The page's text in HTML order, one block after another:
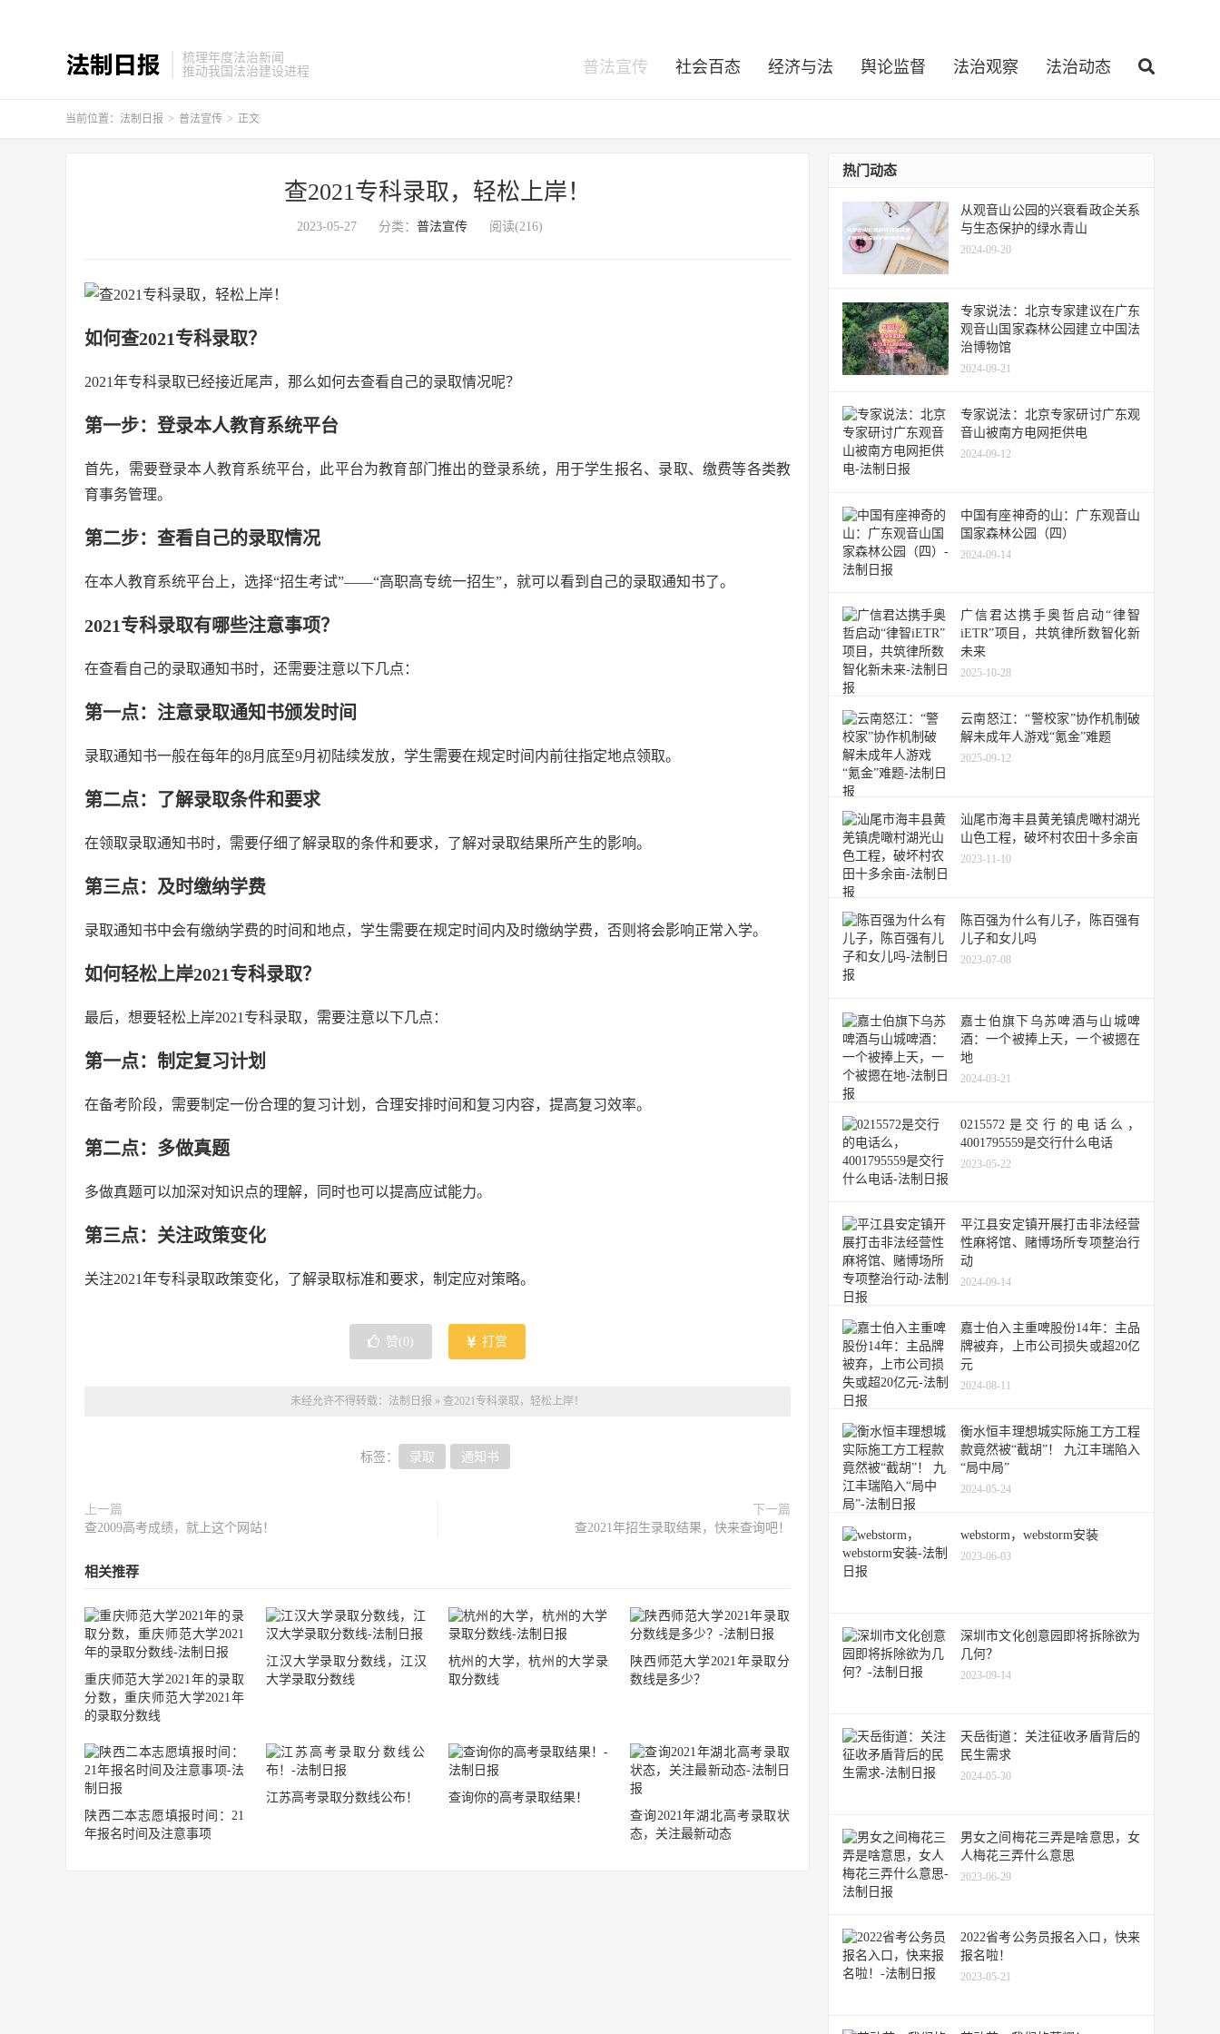
梳理年度法治新闻
推动我国法治建设进程
普法宣传 社会百态 经济与法 舆论监督 法治观察 法治动态
当前位置： 法制日报 > 普法宣传 > 正文
查2021专科录取，轻松上岸！
2023-05-27 分类： 普法宣传 阅读(216)
如何查2021专科录取？
2021年专科录取已经接近尾声，那么如何去查看自己的录取情况呢？
第一步：登录本人教育系统平台
首先，需要登录本人教育系统平台，此平台为教育部门推出的登录系统，用于学生报名、录取、缴费等各类教
育事务管理。
第二步：查看自己的录取情况
在本人教育系统平台上，选择“招生考试”——“高职高专统一招生”，就可以看到自己的录取通知书了。
2021专科录取有哪些注意事项？
在查看自己的录取通知书时，还需要注意以下几点：
第一点：注意录取通知书颁发时间
录取通知书一般在每年的8月底至9月初陆续发放，学生需要在规定时间内前往指定地点领取。
第二点：了解录取条件和要求
在领取录取通知书时，需要仔细了解录取的条件和要求，了解对录取结果所产生的影响。
第三点：及时缴纳学费
录取通知书中会有缴纳学费的时间和地点，学生需要在规定时间内及时缴纳学费，否则将会影响正常入学。
如何轻松上岸2021专科录取？
最后，想要轻松上岸2021专科录取，需要注意以下几点：
第一点：制定复习计划
在备考阶段，需要制定一份合理的复习计划，合理安排时间和复习内容，提高复习效率。
第二点：多做真题
多做真题可以加深对知识点的理解，同时也可以提高应试能力。
第三点：关注政策变化
关注2021年专科录取政策变化，了解录取标准和要求，制定应对策略。
赞( 0 ) 打赏
未经允许不得转载： 法制日报 » 查2021专科录取，轻松上岸！
标签： 录取 通知书
上一篇
查2009高考成绩，就上这个网站！
下一篇
查2021年招生录取结果，快来查询吧！
相关推荐
重庆师范大学2021年的录取
分数，重庆师范大学2021年
的录取分数线
江汉大学录取分数线，江汉
大学录取分数线
杭州的大学，杭州的大学录
取分数线
陕西师范大学2021年录取分
数线是多少？
陕西二本志愿填报时间：21
年报名时间及注意事项
江苏高考录取分数线公布！
查询你的高考录取结果！
查询2021年湖北高考录取状
态，关注最新动态
热门动态
从观音山公园的兴衰看政企关系
与生态保护的绿水青山
2024-09-20
专家说法：北京专家建议在广东
观音山国家森林公园建立中国法
治博物馆
2024-09-21
专家说法：北京专家研讨广东观
音山被南方电网拒供电
2024-09-12
中国有座神奇的山：广东观音山
国家森林公园（四）
2024-09-14
广信君达携手奥哲启动“律智
iETR”项目，共筑律所数智化新
未来
2025-10-28
云南怒江：“警校家”协作机制破
解未成年人游戏“氪金”难题
2025-09-12
汕尾市海丰县黄羌镇虎噉村湖光
山色工程，破坏村农田十多余亩
2023-11-10
陈百强为什么有儿子，陈百强有
儿子和女儿吗
2023-07-08
嘉士伯旗下乌苏啤酒与山城啤
酒：一个被捧上天，一个被摁在
地
2024-03-21
0215572是交行的电话么，
4001795559是交行什么电话
2023-05-22
平江县安定镇开展打击非法经营
性麻将馆、赌博场所专项整治行
动
2024-09-14
嘉士伯入主重啤股份14年：主品
牌被弃，上市公司损失或超20亿
元
2024-08-11
衡水恒丰理想城实际施工方工程
款竟然被“截胡”！ 九江丰瑞陷入
“局中局”
2024-05-24
webstorm，webstorm安装
2023-06-03
深圳市文化创意园即将拆除欲为
几何？
2023-09-14
天岳街道：关注征收矛盾背后的
民生需求
2024-05-30
男女之间梅花三弄是啥意思，女
人梅花三弄什么意思
2023-06-29
2022省考公务员报名入口，快来
报名啦！
2023-05-21